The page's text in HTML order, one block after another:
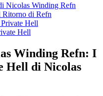
Nicolas Winding Refn
Ritorno di Refn
Hell
Hell
Winding Refn: I
Hell di Nicolas